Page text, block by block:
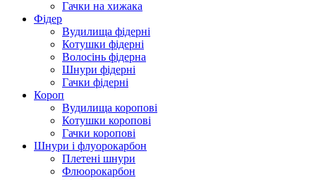
Гачки на хижака
Фідер
Вудилища фідерні
Котушки фідерні
Волосінь фідерна
Шнури фідерні
Гачки фідерні
Короп
Вудилища коропові
Котушки коропові
Гачки коропові
Шнури і флуорокарбон
Плетені шнури
Флюорокарбон